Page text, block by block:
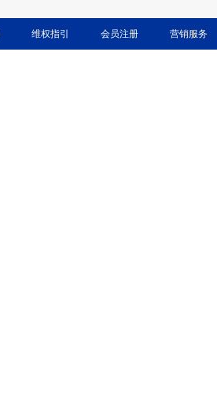
维权指引 会员注册 营销服务